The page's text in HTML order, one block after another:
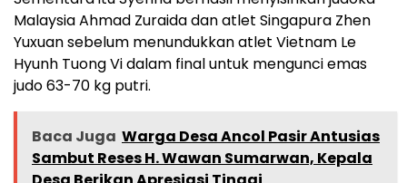
Malaysia Ahmad Zuraida dan atlet Singapura Zhen
Yuxuan sebelum menundukkan atlet Vietnam Le
Hyunh Tuong Vi dalam final untuk mengunci emas
judo 63-70 kg putri.
Baca Juga Warga Desa Ancol Pasir Antusias
Sambut Reses H. Wawan Sumarwan, Kepala